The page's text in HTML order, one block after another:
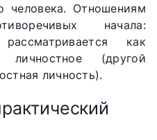
человека. Отношениям
начала:
как
(другой
личность).